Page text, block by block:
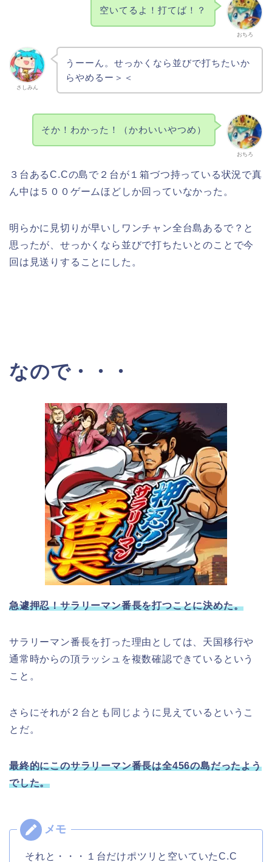
おちろ
空いてるよ！打てば！？
さしみん
うーーん。せっかくなら並びで打ちたいか
らやめるー＞＜
おちろ
そか！わかった！（かわいいやつめ）
３台あるC.Cの島で２台が１箱づつ持っている状況で真
ん中は５００ゲームほどしか回っていなかった。
明らかに見切りが早いしワンチャン全台島あるで？と
思ったが、せっかくなら並びで打ちたいとのことで今
回は見送りすることにした。
なので・・・
急遽押忍！サラリーマン番長を打つことに決めた。
サラリーマン番長を打った理由としては、天国移行や
通常時からの頂ラッシュを複数確認できているという
こと。
さらにそれが２台とも同じように見えているというこ
とだ。
最終的にこのサラリーマン番長は全456の島だったよう
でした。
それと・・・１台だけポツリと空いていたC.C